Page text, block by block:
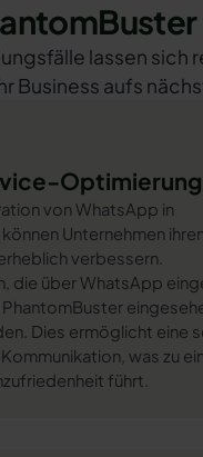
lassen sich
Business aufs
Optimierung
von WhatsApp in
Unternehmen ihren
verbessern.
die über WhatsApp
Dies ermöglicht eine
was zu
führt.